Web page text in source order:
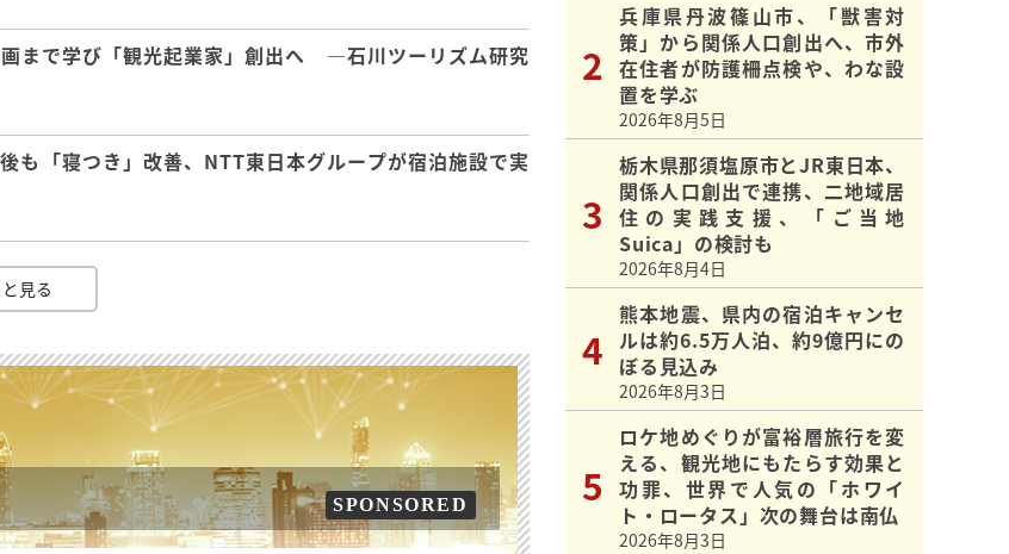
まで学び「観光起業家」創出へ ―石川ツーリズム研究
も「寝つき」改善、NTT東日本グループが宿泊施設で実
見る
SPONSORED
兵庫県丹波篠山市、「獣害対
策」から関係人口創出へ、市外
在住者が防護柵点検や、わな設
置を学ぶ
2026年8月5日
栃木県那須塩原市とJR東日本、
関係人口創出で連携、二地域居
住の実践支援、「ご当地
Suica」の検討も
2026年8月4日
熊本地震、県内の宿泊キャンセ
ルは約6.5万人泊、約9億円にの
ぼる見込み
2026年8月3日
ロケ地めぐりが富裕層旅行を変
える、観光地にもたらす効果と
功罪、世界で人気の「ホワイ
ト・ロータス」次の舞台は南仏
2026年8月3日